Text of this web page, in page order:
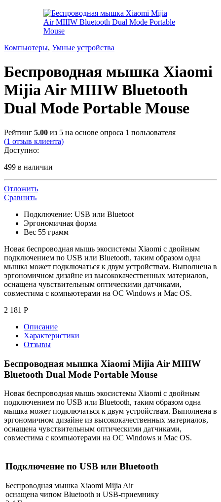
Компьютеры, Умные устройства
Беспроводная мышка Xiaomi
Mijia Air MIIIW Bluetooth
Dual Mode Portable Mouse
Рейтинг 5.00 из 5 на основе опроса 1 пользователя
(1 отзыв клиента)
Доступно:
499 в наличии
Отложить
Сравнить
Подключение: USB или Bluetoot
Эргономичная форма
Вес 55 грамм
Новая беспроводная мышь экосистемы Xiaomi с двойным
подключением по USB или Bluetooth, таким образом одна
мышка может подключаться к двум устройствам. Выполнена в
эргономичном дизайне из высококачественных материалов,
оснащена чувствительным оптическими датчиками,
совместима с компьютерами на ОС Windows и Mac OS.
2 181 Р
Описание
Характеристики
Отзывы
Беспроводная мышка Xiaomi Mijia Air MIIIW
Bluetooth Dual Mode Portable Mouse
Новая беспроводная мышь экосистемы Xiaomi с двойным
подключением по USB или Bluetooth, таким образом одна
мышка может подключаться к двум устройствам. Выполнена в
эргономичном дизайне из высококачественных материалов,
оснащена чувствительным оптическими датчиками,
совместима с компьютерами на ОС Windows и Mac OS.
Подключение по USB или Bluetooth
Беспроводная мышка Xiaomi Mijia Air
оснащена чипом Bluetooth и USB-приемнику